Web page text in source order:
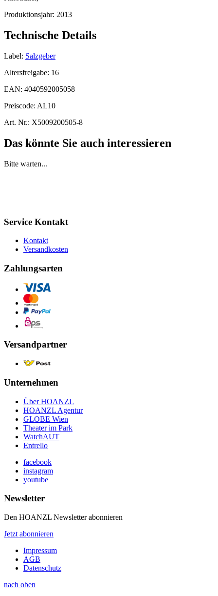
Produktionsjahr: 2013
Technische Details
Label: Salzgeber
Altersfreigabe: 16
EAN: 4040592005058
Preiscode: AL10
Art. Nr.: X5009200505-8
Das könnte Sie auch interessieren
Bitte warten...
Service Kontakt
Kontakt
Versandkosten
Zahlungsarten
Versandpartner
Unternehmen
Über HOANZL
HOANZL Agentur
GLOBE Wien
Theater im Park
WatchAUT
Entrello
facebook
instagram
youtube
Newsletter
Den HOANZL Newsletter abonnieren
Jetzt abonnieren
Impressum
AGB
Datenschutz
nach oben